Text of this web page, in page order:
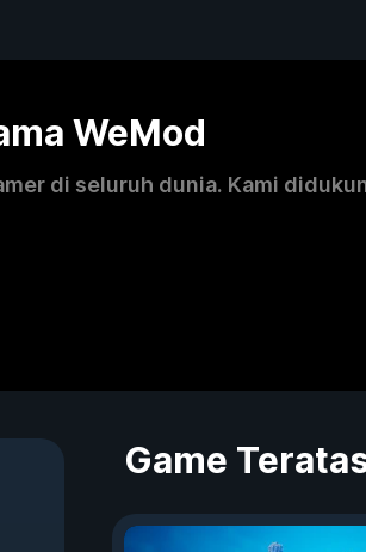
WeMod
di seluruh dunia. Kami
Game